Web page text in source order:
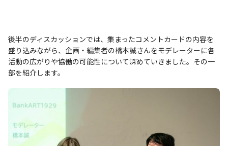
後半のディスカッションでは、集まったコメントカードの内容を
盛り込みながら、企画・編集者の橋本誠さんをモデレーターに各
活動の広がりや協働の可能性について深めていきました。その一
部を紹介します。